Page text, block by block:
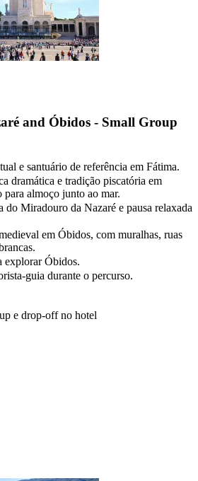
and Óbidos - Small Group
e santuário de referência em Fátima.
dramática e tradição piscatória em
para almoço junto ao mar.
do Miradouro da Nazaré e pausa relaxada
em Óbidos, com muralhas, ruas
explorar Óbidos.
guia durante o percurso.
e drop-off no hotel